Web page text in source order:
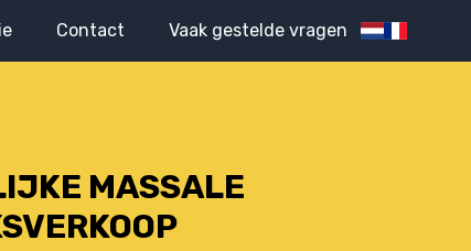
Contact Vaak gestelde vragen
MASSALE